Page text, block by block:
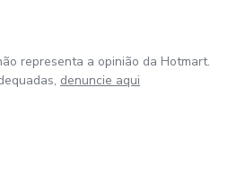
representa a opinião da Hotmart.
denuncie aqui